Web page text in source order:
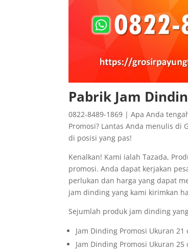
Pabrik Jam
0822-8489-1869 | Apa Anda
Promosi? Lantas Anda menulis di
di posisi yang pas!
Kenalkan! Kami ialah Tazada,
promosi. Anda dapat kerjakan
perlukan dan harga yang dapat
jam dinding yang kami kirimkan
Sejumlah produk jam dinding
Jam Dinding Promosi Ukuran 21
Jam Dinding Promosi Ukuran 25